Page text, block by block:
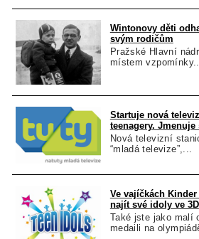
Wintonovy děti
svým rodičům
Pražské Hlavní
místem
Startuje nová
teenagery. Jmenuje
Nová televizní
“mladá televize”,...
Ve vajíčkách
najít své idoly ve 3D
Také jste jako malí
medaili na